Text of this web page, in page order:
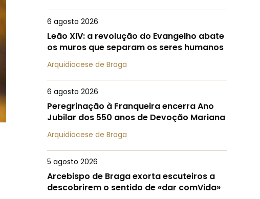
6 agosto 2026
Leão XIV: a revolução do Evangelho abate
os muros que separam os seres humanos
Arquidiocese de Braga
6 agosto 2026
Peregrinação à Franqueira encerra Ano
Jubilar dos 550 anos de Devoção Mariana
Arquidiocese de Braga
5 agosto 2026
Arcebispo de Braga exorta escuteiros a
descobrirem o sentido de «dar comVida»